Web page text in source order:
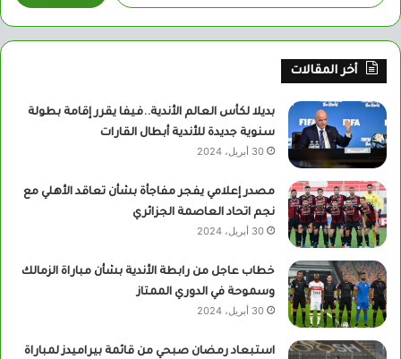
أخر المقالات
بديلا لكأس العالم الأندية..فيفا يقرر إقامة بطولة
سنوية جديدة للأندية أبطال القارات
30 أبريل، 2024
مصدر إعلامي يفجر مفاجأة بشأن تعاقد الأهلي مع
نجم اتحاد العاصمة الجزائري
30 أبريل، 2024
خطاب عاجل من رابطة الأندية بشأن مباراة الزمالك
وسموحة في الدوري الممتاز
30 أبريل، 2024
استبعاد رمضان صبحي من قائمة بيراميدز لمباراة